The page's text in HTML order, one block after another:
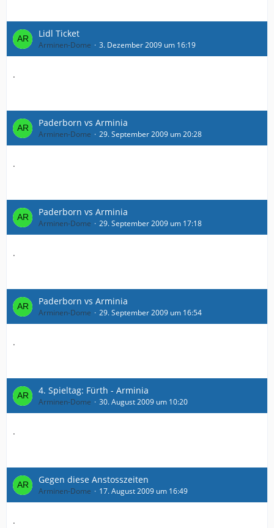
Lidl Ticket
Arminen-Dome 3. Dezember 2009 um 16:19
.
Paderborn vs Arminia
Arminen-Dome 29. September 2009 um 20:28
.
Paderborn vs Arminia
Arminen-Dome 29. September 2009 um 17:18
.
Paderborn vs Arminia
Arminen-Dome 29. September 2009 um 16:54
.
4. Spieltag: Fürth - Arminia
Arminen-Dome 30. August 2009 um 10:20
.
Gegen diese Anstosszeiten
Arminen-Dome 17. August 2009 um 16:49
.